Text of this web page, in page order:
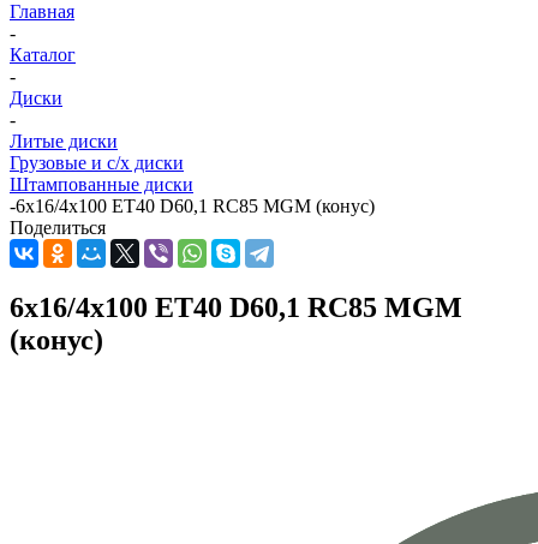
Главная
-
Каталог
-
Диски
-
Литые диски
Грузовые и с/х диски
Штампованные диски
-6x16/4x100 ET40 D60,1 RC85 MGM (конус)
Поделиться
6x16/4x100 ET40 D60,1 RC85 MGM
(конус)